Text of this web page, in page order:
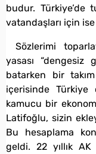
budur. Türkiye’de
vatandaşları için
Sözlerimi
yasası “dengesiz
batarken bir
içerisinde
kamucu bir
Latifoğlu, sizin
Bu hesaplama
geldi. 22 yıllık